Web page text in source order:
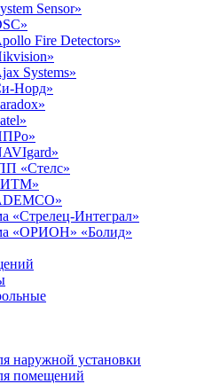
Sensor»
Fire Detectors»
Systems»
Норд»
«Стелс»
«Стрелец-Интеграл»
«ОРИОН» «Болид»
наружной установки
помещений